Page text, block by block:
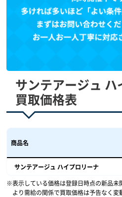
サンテアージュ
買取価格表
商品名
サンテアージュ ハイプロリーナ
表示している価格は登録日時点の新品
より需給の関係で買取価格は予告なく